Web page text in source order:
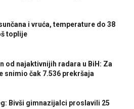
i vruća, temperature do 38
toplije
od najaktivnijih radara u BiH: Za
snimio čak 7.536 prekršaja
Bivši gimnazijalci proslavili 25